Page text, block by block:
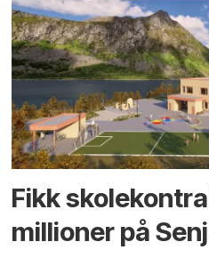
Fikk
millioner på